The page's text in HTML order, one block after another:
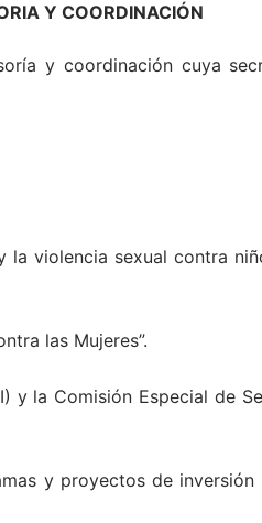
Y COORDINACIÓN
y coordinación cuya
violencia sexual contra
las Mujeres”.
la Comisión Especial de
y proyectos de